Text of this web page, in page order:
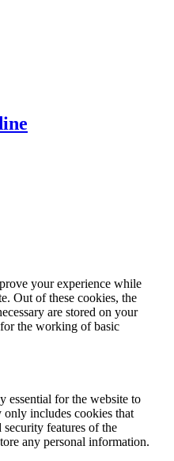
your experience while
Out of these cookies, the
are stored on your
for the working of basic
essential for the website to
includes cookies that
security features of the
any personal information.